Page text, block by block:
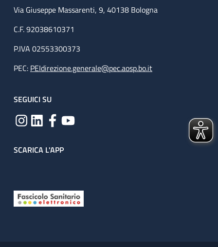
Via Giuseppe Massarenti, 9, 40138 Bologna
C.F. 92038610371
P.IVA 02553300373
PEC: PEIdirezione.generale@pec.aosp.bo.it
SEGUICI SU
SCARICA L'APP